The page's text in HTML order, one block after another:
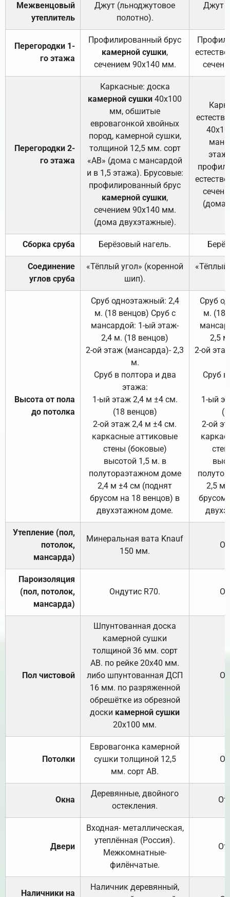
Межвенцовый
утеплитель
Джут (льноджутовое
полотно).
Джут
Перегородки 1-
го этажа
Профилированный брус
камерной сушки,
сечением 90х140 мм.
Перегородки 2-
го этажа
Каркасные: доска
камерной сушки 40х100
мм, обшитые
евровагонкой хвойных
пород, камерной сушки,
толщиной 12,5 мм. сорт
«АВ» (дома с мансардой
и в 1,5 этажа). Брусовые:
профилированный брус
камерной сушки,
сечением 90х140 мм.
(дома двухэтажные).
(дома
Сборка сруба Берёзовый нагель.
Соединение
углов сруба
«Тёплый угол» (коренной
шип).
«Тёплый
Высота от пола
до потолка
Сруб одноэтажный: 2,4
м. (18 венцов) Сруб с
мансардой: 1-ый этаж-
2,4 м. (18 венцов)
2-ой этаж (мансарда)- 2,3
м.
Сруб в полтора и два
этажа:
1-ый этаж 2,4 м ±4 см.
(18 венцов)
2-ой этаж 2,4 м ±4 см.
каркасные аттиковые
стены (боковые)
высотой 1,5 м. в
полутораэтажном доме
2,4 м ±4 см (поднят
брусом на 18 венцов) в
двухэтажном доме.
Сруб
м. (18
2,5
2-ой
Сруб
1-ый
2-ой
2,5 м
брусом
Утепление (пол,
потолок,
мансарда)
Минеральная вата Knauf
150 мм.
Пароизоляция
(пол, потолок,
мансарда)
Ондутис R70.
Пол чистовой
Шпунтованная доска
камерной сушки
толщиной 36 мм. сорт
АВ. по рейке 20х40 мм.
либо шпунтованная ДСП
16 мм. по разряженной
обрешётке из обрезной
доски камерной сушки
20х100 мм.
Потолки
Евровагонка камерной
сушки толщиной 12,5
мм. сорт АВ.
Окна
Деревянные, двойного
остекления.
Двери
Входная- металлическая,
утеплённая (Россия).
Межкомнатные-
филёнчатые.
Наличники на
Наличник деревянный,